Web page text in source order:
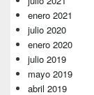
enero 2021
julio 2020
enero 2020
julio 2019
mayo 2019
abril 2019